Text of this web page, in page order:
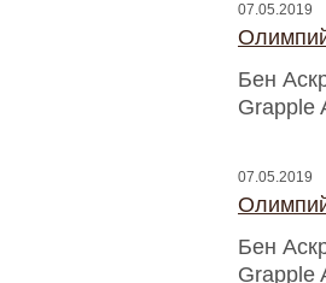
07.05.2019
Бен
Grapple
07.05.2019
Бен
Grapple